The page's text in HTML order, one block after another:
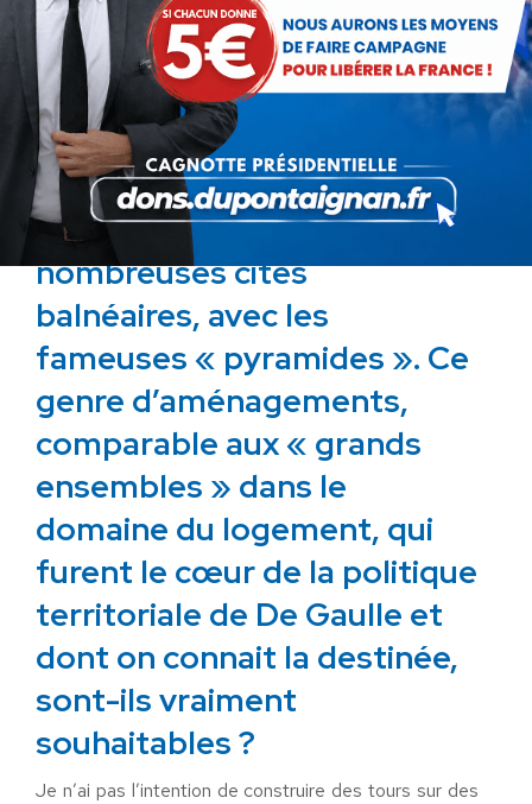
l’action de la Datar,
organisme d’aménagement
du territoire fondé par de
Gaulle, notamment en
Languedoc Roussillon, où
furent construites de
nombreuses cités
balnéaires, avec les
fameuses « pyramides ». Ce
genre d’aménagements,
comparable aux « grands
ensembles » dans le
domaine du logement, qui
furent le cœur de la politique
territoriale de De Gaulle et
dont on connait la destinée,
sont-ils vraiment
souhaitables ?
Je n’ai pas l’intention de construire des tours sur des